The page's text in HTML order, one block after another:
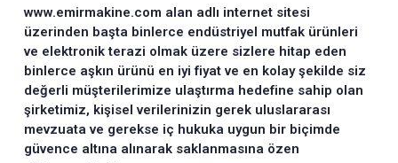
www.emirmakine.com alan adlı internet sitesi
üzerinden başta binlerce endüstriyel mutfak ürünleri
ve elektronik terazi olmak üzere sizlere hitap eden
binlerce aşkın ürünü en iyi fiyat ve en kolay şekilde siz
değerli müşterilerimize ulaştırma hedefine sahip olan
şirketimiz, kişisel verilerinizin gerek uluslararası
mevzuata ve gerekse iç hukuka uygun bir biçimde
güvence altına alınarak saklanmasına özen